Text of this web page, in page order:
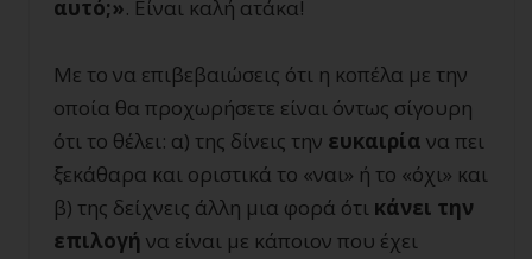
αυτό;». Είναι καλή ατάκα!
Με το να επιβεβαιώσεις ότι η κοπέλα με την
οποία θα προχωρήσετε είναι όντως σίγουρη
ότι το θέλει: α) της δίνεις την ευκαιρία να πει
ξεκάθαρα και οριστικά το «ναι» ή το «όχι» και
β) της δείχνεις άλλη μια φορά ότι κάνει την
επιλογή να είναι με κάποιον που έχει